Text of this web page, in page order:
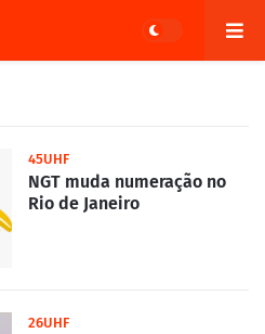
45UHF
NGT muda numeração no
Rio de Janeiro
26UHF